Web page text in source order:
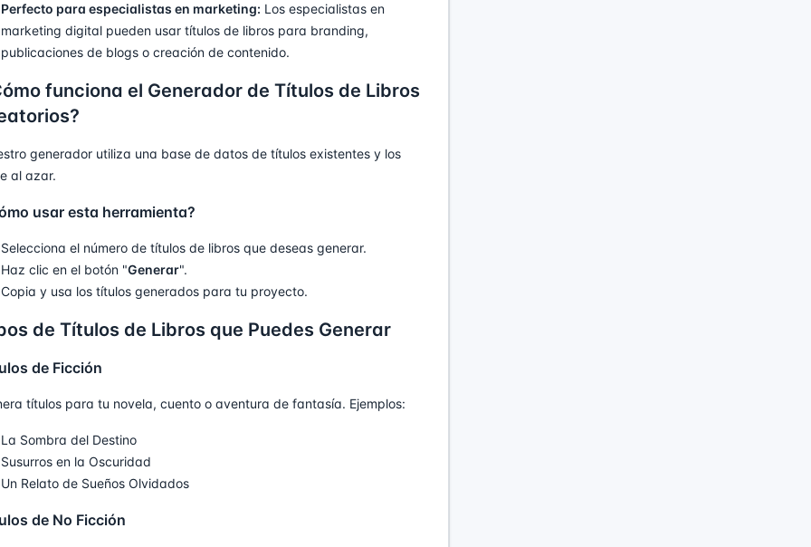
Perfecto para especialistas en marketing: Los especialistas en
marketing digital pueden usar títulos de libros para branding,
publicaciones de blogs o creación de contenido.
funciona el Generador de Títulos de Libros
generador utiliza una base de datos de títulos existentes y los
al azar.
usar esta herramienta?
Selecciona el número de títulos de libros que deseas generar.
Haz clic en el botón "Generar".
Copia y usa los títulos generados para tu proyecto.
de Títulos de Libros que Puedes Generar
de Ficción
títulos para tu novela, cuento o aventura de fantasía. Ejemplos:
La Sombra del Destino
Susurros en la Oscuridad
Un Relato de Sueños Olvidados
de No Ficción